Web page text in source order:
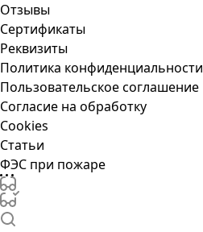
Отзывы
Сертификаты
Реквизиты
Политика конфиденциальности
Пользовательское соглашение
Согласие на обработку
Cookies
Статьи
ФЭС при пожаре